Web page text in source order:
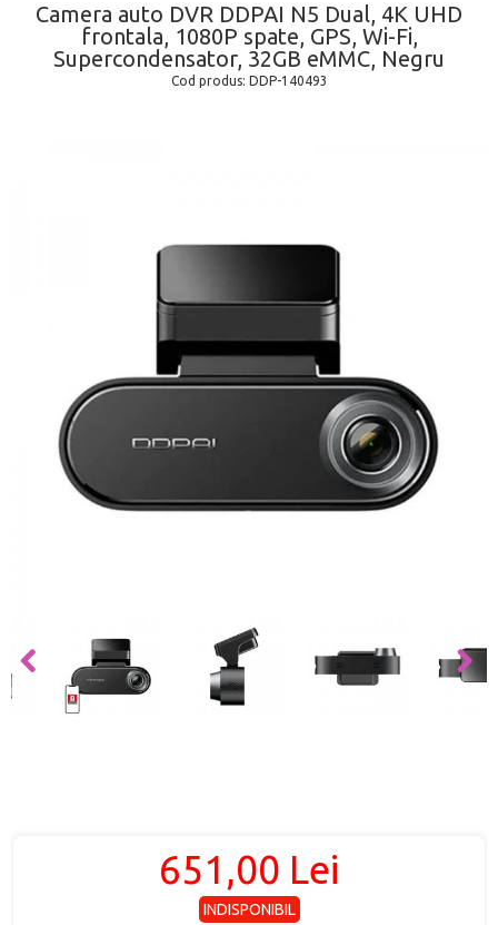
Camera auto DVR DDPAI N5 Dual, 4K UHD
frontala, 1080P spate, GPS, Wi-Fi,
Supercondensator, 32GB eMMC, Negru
Cod produs: DDP-140493
651,00 Lei
INDISPONIBIL